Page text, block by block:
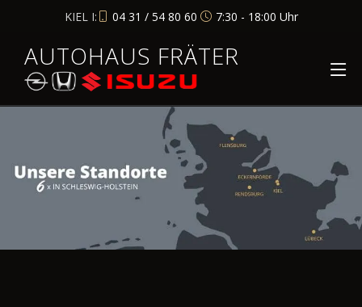
KIEL I: 04 31 / 54 80 60 7:30 - 18:00 Uhr
AUTOHAUS FRÄTER